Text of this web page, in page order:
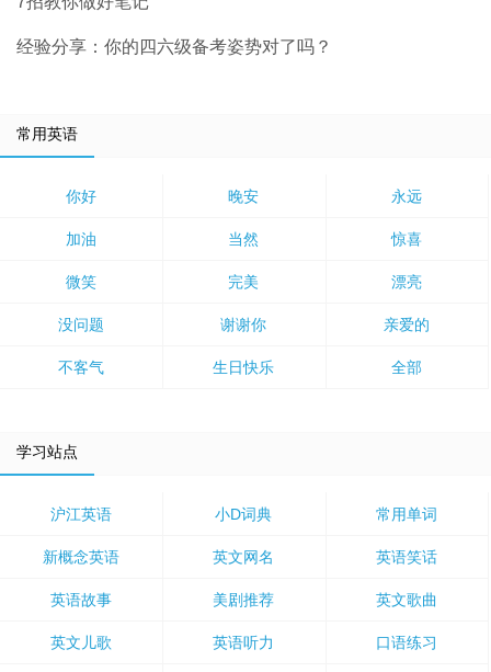
经验分享：你的四六级备考姿势对了吗？
常用英语
你好 晚安 永远
加油 当然 惊喜
微笑 完美 漂亮
没问题 谢谢你 亲爱的
不客气 生日快乐 全部
学习站点
沪江英语 小D词典 常用单词
新概念英语 英文网名 英语笑话
英语故事 美剧推荐 英文歌曲
英文儿歌 英语听力 口语练习